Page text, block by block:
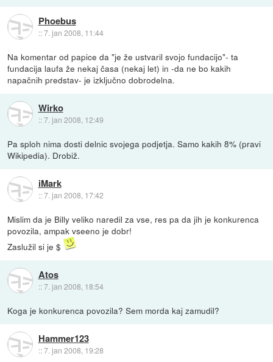
Phoebus
::7. jan 2008, 11:44
Na komentar od papice da "je že ustvaril svojo fundacijo"- ta
fundacija laufa že nekaj časa (nekaj let) in -da ne bo kakih
napačnih predstav- je izključno dobrodelna.
Wirko
::7. jan 2008, 12:49
Pa sploh nima dosti delnic svojega podjetja. Samo kakih 8% (pravi
Wikipedia). Drobiž.
iMark
::7. jan 2008, 17:42
Mislim da je Billy veliko naredil za vse, res pa da jih je konkurenca
povozila, ampak vseeno je dobr!
Zaslužil si je $
Atos
::7. jan 2008, 18:54
Koga je konkurenca povozila? Sem morda kaj zamudil?
Hammer123
::7. jan 2008, 19:28